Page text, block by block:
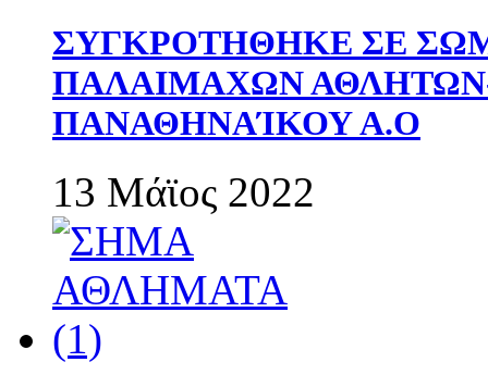
ΣΥΓΚΡΟΤΗΘΗΚΕ ΣΕ
ΠΑΛΑΙΜΑΧΩΝ
ΠΑΝΑΘΗΝΑΊΚΟΥ Α.Ο
13 Μάϊος 2022